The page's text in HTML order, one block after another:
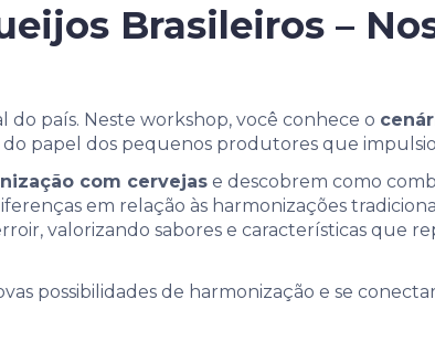
Brasileiros –
país. Neste workshop, você conhece o
do papel dos pequenos produtores que
com cervejas e descobrem como
em relação às harmonizações
valorizando sabores e características que
possibilidades de harmonização e se